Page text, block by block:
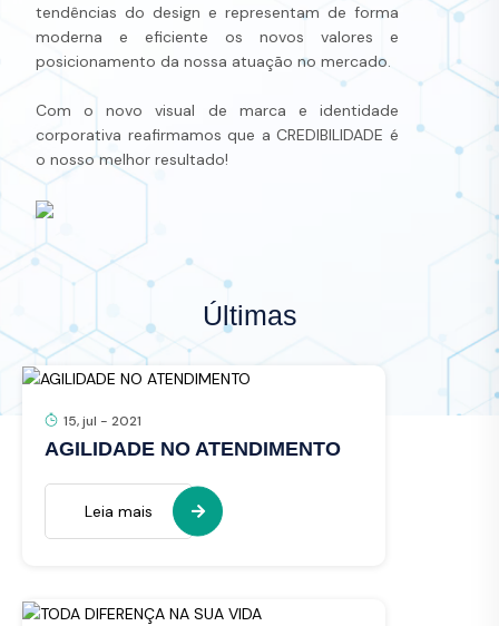
tendências do design e representam de forma
moderna e eficiente os novos valores e
posicionamento da nossa atuação no mercado.
Com o novo visual de marca e identidade
corporativa reafirmamos que a CREDIBILIDADE é
o nosso melhor resultado!
Últimas
15, jul - 2021
AGILIDADE NO ATENDIMENTO
Leia mais